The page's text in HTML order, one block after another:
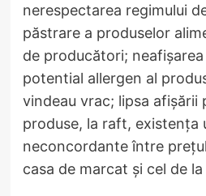
nerespectarea regimului
păstrare a produselor
de producători;
potential allergen al
vindeau vrac; lipsa afișării
produse, la raft, existența
neconcordante între
casa de marcat și cel de